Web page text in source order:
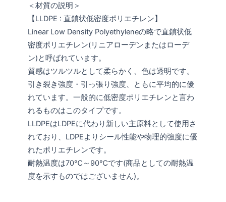
＜材質の説明＞
【LLDPE : 直鎖状低密度ポリエチレン】
Linear Low Density Polyethyleneの略で直鎖状低
密度ポリエチレン(リニアローデンまたはローデ
ン)と呼ばれています。
質感はツルツルとして柔らかく、色は透明です。
引き裂き強度・引っ張り強度、ともに平均的に優
れています。一般的に低密度ポリエチレンと言わ
れるものはこのタイプです。
LLDPEはLDPEに代わり新しい主原料として使用さ
れており、LDPEよりシール性能や物理的強度に優
れたポリエチレンです。
耐熱温度は70℃～90℃です(商品としての耐熱温
度を示すものではございません)。